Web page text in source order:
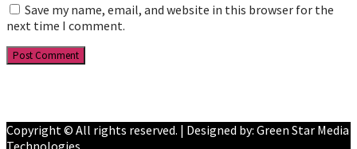
Save my name, email, and website in this browser for the
next time I comment.
Copyright © All rights reserved. | Designed by: Green Star Media